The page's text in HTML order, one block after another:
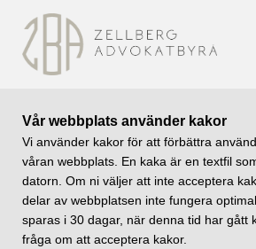
Vår webbplats använder kakor
Vi använder kakor för att förbättra
våran webbplats. En kaka är en textfil
datorn. Om ni väljer att inte acceptera
delar av webbplatsen inte fungera
sparas i 30 dagar, när denna tid har gått
fråga om att acceptera kakor.